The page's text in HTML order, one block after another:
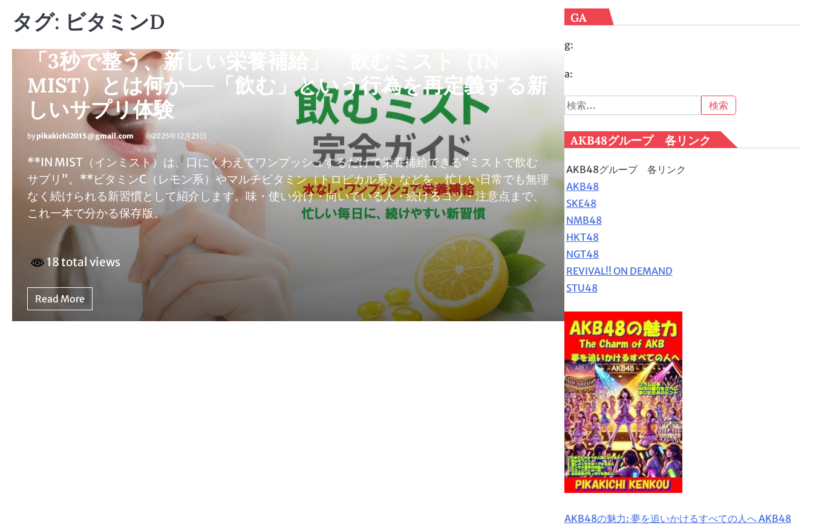
タグ: ビタミンD
「3秒で整う、新しい栄養補給」 飲むミスト（IN
MIST）とは何か──「飲む」という行為を再定義する新
しいサプリ体験
by pikakichi2015@gmail.com 2025年12月25日
**IN MIST（インミスト）は、口にくわえてワンプッシュするだけで栄養補給できる“ミストで飲む
サプリ”。**ビタミンC（レモン系）やマルチビタミン（トロピカル系）などを、忙しい日常でも無理
なく続けられる新習慣として紹介します。味・使い分け・向いている人・続けるコツ・注意点まで、
これ一本で分かる保存版。
18 total views
Read More
GA
g:
a:
検
索:
AKB48グループ 各リンク
AKB48グループ 各リンク
AKB48
SKE48
NMB48
HKT48
NGT48
REVIVAL!! ON DEMAND
STU48
AKB48の魅力: 夢を追いかけるすべての人へ AKB48